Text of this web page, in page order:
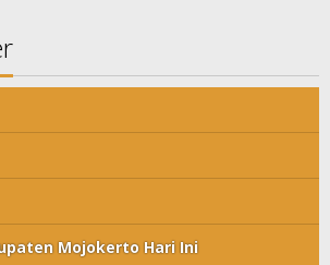
Mojokerto Hari Ini